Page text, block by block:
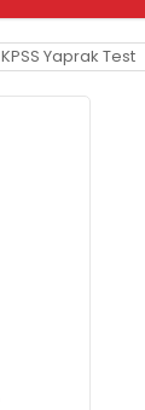
KPSS Yaprak Test